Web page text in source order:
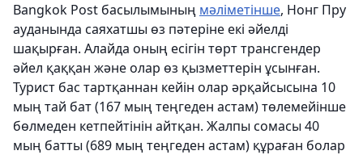
Bangkok Post басылымының мәліметінше, Нонг Пру
ауданында саяхатшы өз пәтеріне екі әйелді
шақырған. Алайда оның есігін төрт трансгендер
әйел қаққан және олар өз қызметтерін ұсынған.
Турист бас тартқаннан кейін олар әрқайсысына 10
мың тай бат (167 мың теңгеден астам) төлемейінше
бөлмеден кетпейтінін айтқан. Жалпы сомасы 40
мың батты (689 мың теңгеден астам) құраған болар